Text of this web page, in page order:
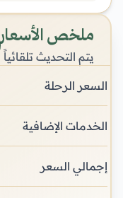
ملخص الأسعار
يتم التحديث تلقائياً
السعر الرحلة
الخدمات الإضافية
إجمالي السعر